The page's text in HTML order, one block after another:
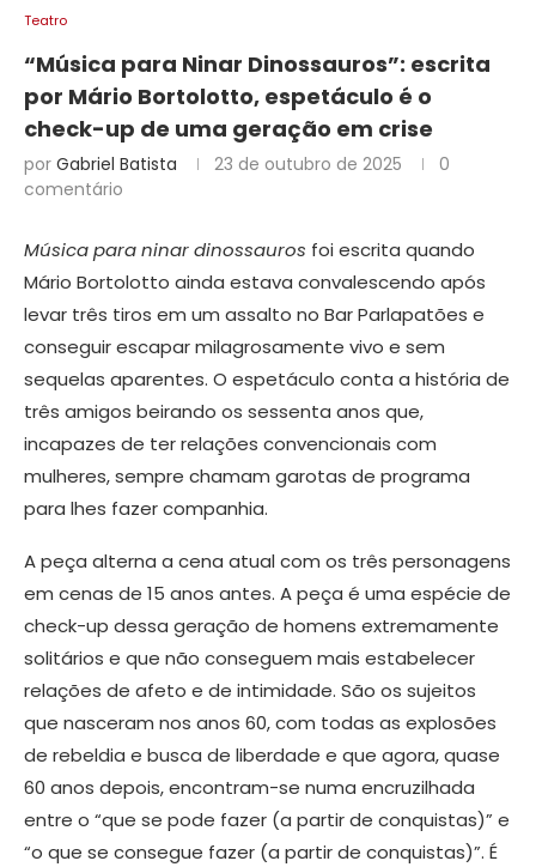
Teatro
“Música para Ninar Dinossauros”: escrita
por Mário Bortolotto, espetáculo é o
check-up de uma geração em crise
por Gabriel Batista 23 de outubro de 2025
0
comentário
Música para ninar dinossauros foi escrita quando
Mário Bortolotto ainda estava convalescendo após
levar três tiros em um assalto no Bar Parlapatões e
conseguir escapar milagrosamente vivo e sem
sequelas aparentes. O espetáculo conta a história de
três amigos beirando os sessenta anos que,
incapazes de ter relações convencionais com
mulheres, sempre chamam garotas de programa
para lhes fazer companhia.
A peça alterna a cena atual com os três personagens
em cenas de 15 anos antes. A peça é uma espécie de
check-up dessa geração de homens extremamente
solitários e que não conseguem mais estabelecer
relações de afeto e de intimidade. São os sujeitos
que nasceram nos anos 60, com todas as explosões
de rebeldia e busca de liberdade e que agora, quase
60 anos depois, encontram-se numa encruzilhada
entre o “que se pode fazer (a partir de conquistas)” e
“o que se consegue fazer (a partir de conquistas)”. É